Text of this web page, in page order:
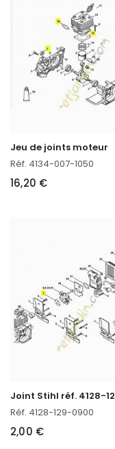
Jeu de joints moteur
Réf. 4134-007-1050
16,20 €
Réf. 4128-129-0900
2,00 €